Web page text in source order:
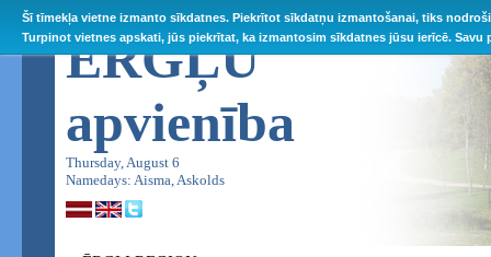
Šī tīmekļa vietne izmanto sīkdatnes. Piekrītot sīkdatņu izmantošanai, tiks
Turpinot vietnes apskati, jūs piekrītat, ka izmantosim sīkdatnes jūsu ierīcē.
ĒRGĻU
apvienība
Thursday, August 6
Namedays: Aisma, Askolds